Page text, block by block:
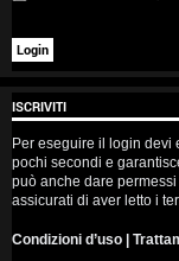
s
e
n
z
a
ISCRIVITI
Per eseguire il login devi
pochi secondi e
può anche dare
assicurati di aver letto i
Condizioni d’uso |